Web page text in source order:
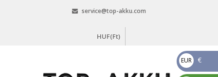
service@top-akku.com
HUF(Ft)
EUR
€
€